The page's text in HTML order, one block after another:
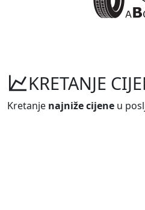
KRETANJE
Kretanje najniže cijene u